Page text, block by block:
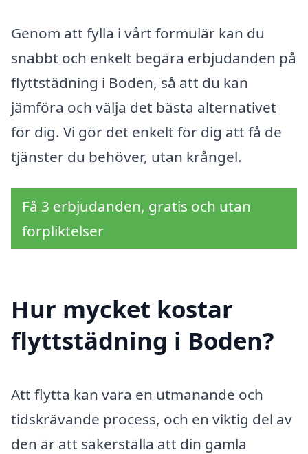
Genom att fylla i vårt formulär kan du
snabbt och enkelt begära erbjudanden på
flyttstädning i Boden, så att du kan
jämföra och välja det bästa alternativet
för dig. Vi gör det enkelt för dig att få de
tjänster du behöver, utan krångel.
Få 3 erbjudanden, gratis och utan
förpliktelser
Hur mycket kostar
flyttstädning i Boden?
Att flytta kan vara en utmanande och
tidskrävande process, och en viktig del av
den är att säkerställa att din gamla